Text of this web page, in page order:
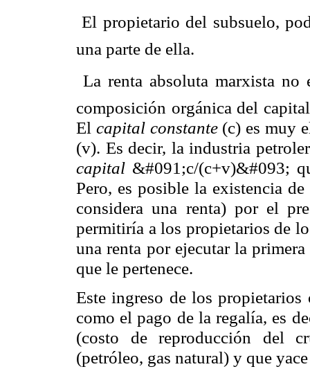
 El propietario del subsuelo,
una parte de ella.
 La renta absoluta marxista
composición orgánica del
El capital constante (c) es muy
(v). Es decir, la industria
capital &#091 ;c/(c+v)&#093;
Pero, es posible la existencia
considera una renta) por el
permitiría a los propietarios de
una renta por ejecutar la
que le pertenece.
Este ingreso de los
como el pago de la regalía, es
(costo de reproducción del
(petróleo, gas natural) y que